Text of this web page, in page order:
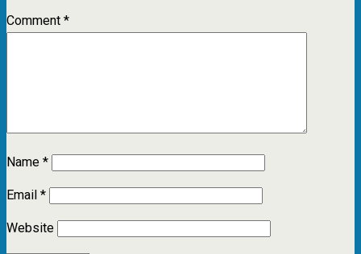
Comment*
Name*
Email*
Website